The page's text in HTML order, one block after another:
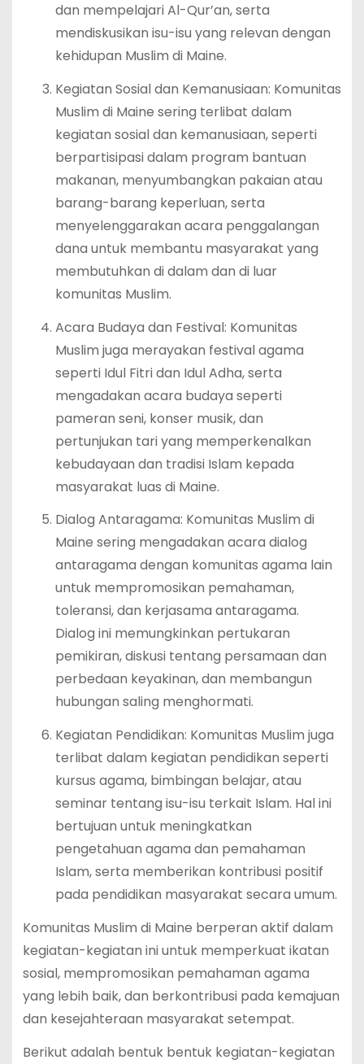
dan mempelajari Al-Qur’an, serta
mendiskusikan isu-isu yang relevan dengan
kehidupan Muslim di Maine.
Kegiatan Sosial dan Kemanusiaan: Komunitas
Muslim di Maine sering terlibat dalam
kegiatan sosial dan kemanusiaan, seperti
berpartisipasi dalam program bantuan
makanan, menyumbangkan pakaian atau
barang-barang keperluan, serta
menyelenggarakan acara penggalangan
dana untuk membantu masyarakat yang
membutuhkan di dalam dan di luar
komunitas Muslim.
Acara Budaya dan Festival: Komunitas
Muslim juga merayakan festival agama
seperti Idul Fitri dan Idul Adha, serta
mengadakan acara budaya seperti
pameran seni, konser musik, dan
pertunjukan tari yang memperkenalkan
kebudayaan dan tradisi Islam kepada
masyarakat luas di Maine.
Dialog Antaragama: Komunitas Muslim di
Maine sering mengadakan acara dialog
antaragama dengan komunitas agama lain
untuk mempromosikan pemahaman,
toleransi, dan kerjasama antaragama.
Dialog ini memungkinkan pertukaran
pemikiran, diskusi tentang persamaan dan
perbedaan keyakinan, dan membangun
hubungan saling menghormati.
Kegiatan Pendidikan: Komunitas Muslim juga
terlibat dalam kegiatan pendidikan seperti
kursus agama, bimbingan belajar, atau
seminar tentang isu-isu terkait Islam. Hal ini
bertujuan untuk meningkatkan
pengetahuan agama dan pemahaman
Islam, serta memberikan kontribusi positif
pada pendidikan masyarakat secara umum.
Komunitas Muslim di Maine berperan aktif dalam
kegiatan-kegiatan ini untuk memperkuat ikatan
sosial, mempromosikan pemahaman agama
yang lebih baik, dan berkontribusi pada kemajuan
dan kesejahteraan masyarakat setempat.
Berikut adalah bentuk bentuk kegiatan-kegiatan